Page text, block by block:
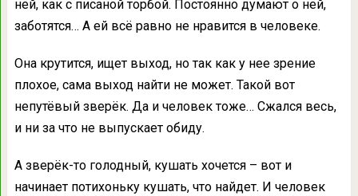
ней, как с писаной торбой. Постоянно думают о ней,
заботятся… А ей всё равно не нравится в человеке.
Она крутится, ищет выход, но так как у нее зрение
плохое, сама выход найти не может. Такой вот
непутёвый зверёк. Да и человек тоже… Сжался весь,
и ни за что не выпускает обиду.
А зверёк-то голодный, кушать хочется – вот и
начинает потихоньку кушать, что найдет. И человек